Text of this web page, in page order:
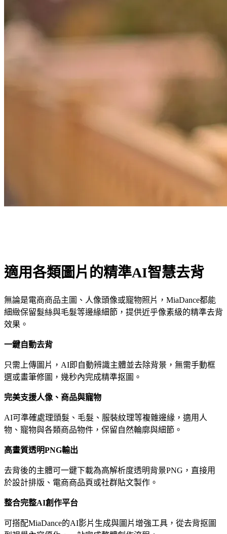
適用各類圖片的精準AI智慧去背
無論是電商商品主圖、人像頭像或寵物照片，MiaDance都能
細緻保留髮絲與毛髮等邊緣細節，提供近乎像素級的精準去背
效果。
一鍵自動去背
只需上傳圖片，AI即自動辨識主體並去除背景，無需手動框
選或畫筆修圖，幾秒內完成精準抠圖。
完美支援人像、商品與寵物
AI可準確處理頭髮、毛髮、服裝紋理等複雜邊緣，適用人
物、寵物與各類商品物件，保留自然輪廓與細節。
高畫質透明PNG輸出
去背後的主體可一鍵下載為高解析度透明背景PNG，直接用
於設計排版、電商商品頁或社群貼文製作。
整合完整AI創作平台
可搭配MiaDance的AI影片生成與圖片增強工具，從去背抠圖